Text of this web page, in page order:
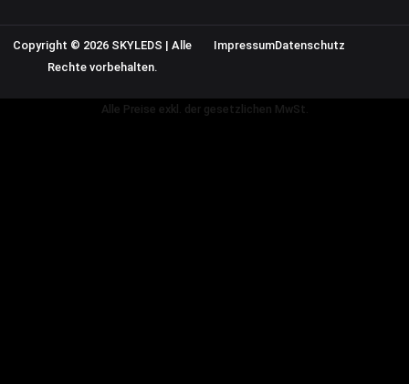
Copyright © 2026 SKYLEDS | Alle
Rechte vorbehalten.
ImpressumDatenschutz
Alle Preise exkl. der gesetzlichen MwSt.